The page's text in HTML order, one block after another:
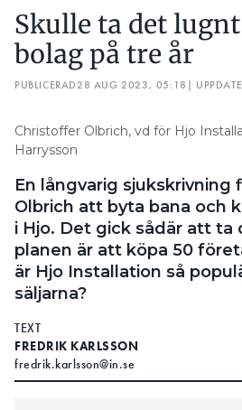
CHEFREDAKTÖREN HAR OCKSÅ
INKÖPSCHEF
”HOPPAS VÄRSTA PERIODEN MED
ÖVER”
Hur jobbar ni med inköp?
– Caverion har gjort en
levererar i dag över hela
innefattar digital infrastruktur,
hur man exempelvis minskar
Inköpsfrågan är bred, en stor
ligger i våra tjänster – därför är
viktiga. Då är inte enbart pris
hållbarhet och kvalitet. Vi
leverantörssamarbeten för att
Vad är de största
– Främst en osäker omvärld.
Skulle ta det
bolag på tre år
PUBLICERAD28 AUG 2023, 05:18 |
Christoffer Olbrich, vd för Hjo
Harrysson
En långvarig sjukskrivning
Olbrich att byta bana och
i Hjo. Det gick sådär att ta
planen är att köpa 50
är Hjo Installation så
säljarna?
TEXT
FREDRIK KARLSSON
fredrik.karlsson@in.se